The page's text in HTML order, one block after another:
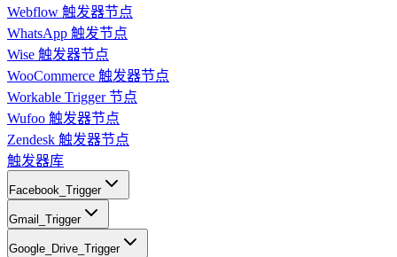
Webflow 触发器节点
WhatsApp 触发节点
Wise 触发器节点
WooCommerce 触发器节点
Workable Trigger 节点
Wufoo 触发器节点
Zendesk 触发器节点
触发器库
Facebook_Trigger
Gmail_Trigger
Google_Drive_Trigger